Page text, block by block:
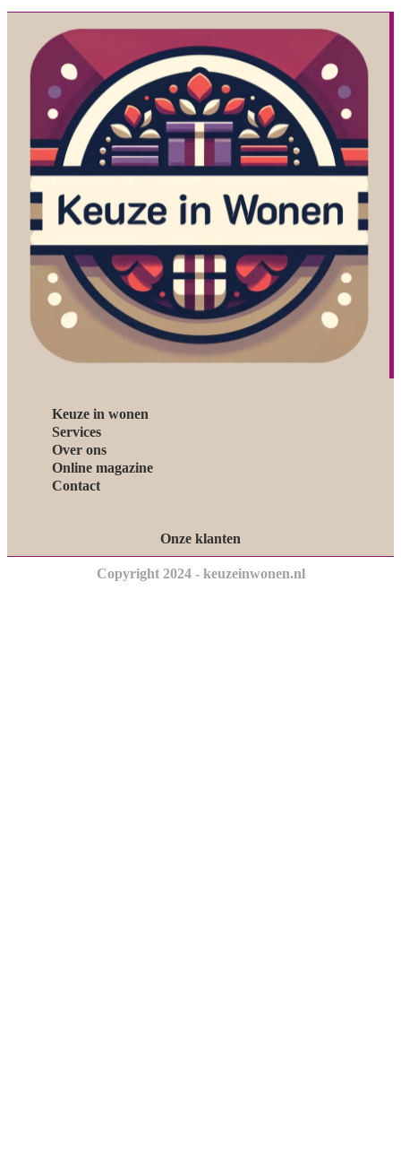
Keuze in wonen
Services
Over ons
Online magazine
Contact
Onze klanten
Copyright 2024 - keuzeinwonen.nl